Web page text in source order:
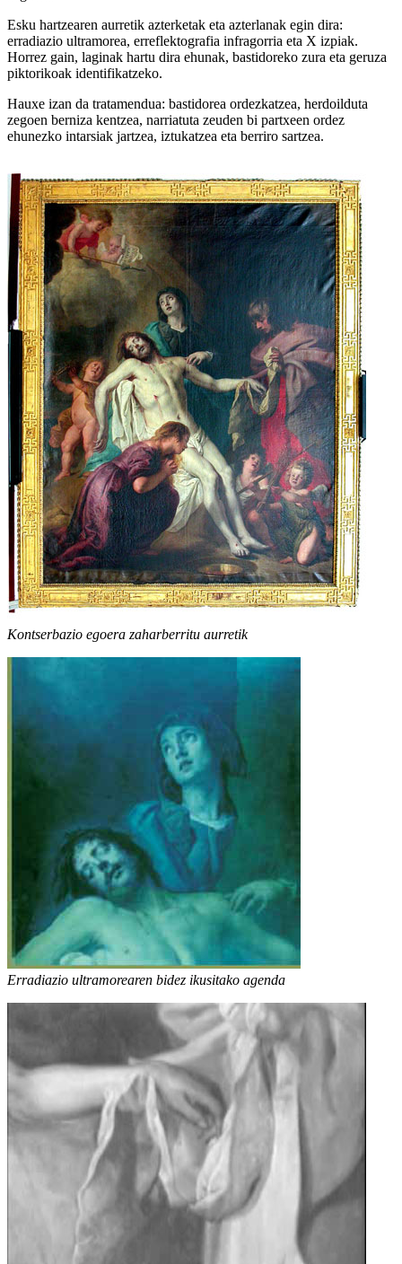
Esku hartzearen aurretik azterketak eta azterlanak egin dira:
erradiazio ultramorea, erreflektografia infragorria eta X izpiak.
Horrez gain, laginak hartu dira ehunak, bastidoreko zura eta geruza
piktorikoak identifikatzeko.
Hauxe izan da tratamendua: bastidorea ordezkatzea, herdoilduta
zegoen berniza kentzea, narriatuta zeuden bi partxeen ordez
ehunezko intarsiak jartzea, iztukatzea eta berriro sartzea.
Kontserbazio egoera zaharberritu aurretik
Erradiazio ultramorearen bidez ikusitako agenda